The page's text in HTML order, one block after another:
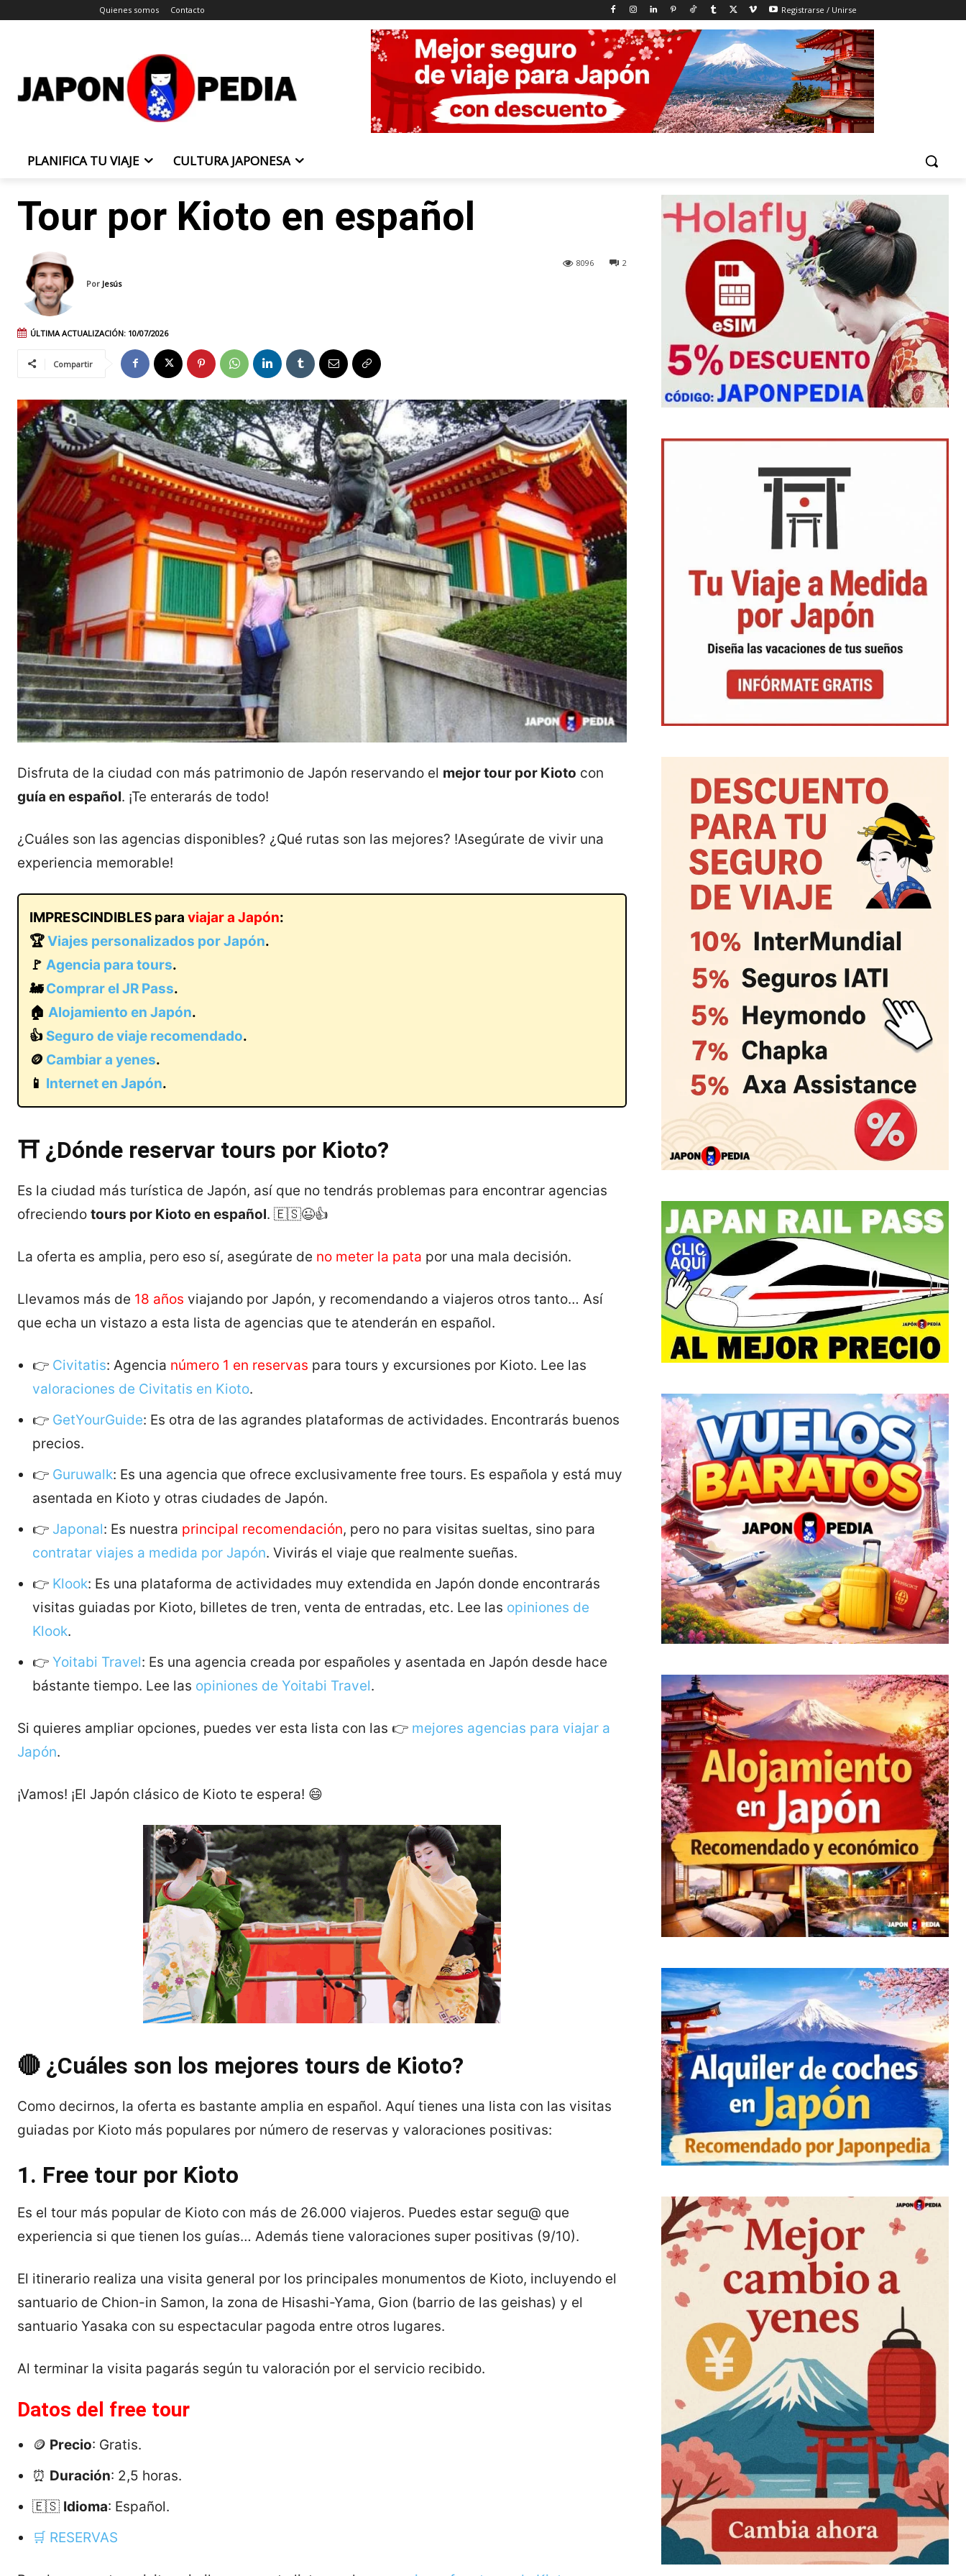
Registrarse / Unirse
Quienes somos Contacto
PLANIFICA TU VIAJE CULTURA JAPONESA
Tour por Kioto en español
2
8096
Por Jesús
ÚLTIMA ACTUALIZACIÓN: 10/07/2026
Compartir
Disfruta de la ciudad con más patrimonio de Japón reservando el mejor tour por Kioto con
guía en español. ¡Te enterarás de todo!
¿Cuáles son las agencias disponibles? ¿Qué rutas son las mejores? !Asegúrate de vivir una
experiencia memorable!
IMPRESCINDIBLES para viajar a Japón:
🏆Viajes personalizados por Japón.
🚩 Agencia para tours.
🚂Comprar el JR Pass.
🏠 Alojamiento en Japón.
👍 Seguro de viaje recomendado.
🪙 Cambiar a yenes.
📱 Internet en Japón.
⛩️ ¿Dónde reservar tours por Kioto?
Es la ciudad más turística de Japón, así que no tendrás problemas para encontrar agencias
ofreciendo tours por Kioto en español. 🇪🇸😉👍
La oferta es amplia, pero eso sí, asegúrate de no meter la pata por una mala decisión.
Llevamos más de 18 años viajando por Japón, y recomendando a viajeros otros tanto… Así
que echa un vistazo a esta lista de agencias que te atenderán en español.
👉 Civitatis: Agencia número 1 en reservas para tours y excursiones por Kioto. Lee las
valoraciones de Civitatis en Kioto.
👉 GetYourGuide: Es otra de las agrandes plataformas de actividades. Encontrarás buenos
precios.
👉 Guruwalk: Es una agencia que ofrece exclusivamente free tours. Es española y está muy
asentada en Kioto y otras ciudades de Japón.
👉 Japonal: Es nuestra principal recomendación, pero no para visitas sueltas, sino para
contratar viajes a medida por Japón. Vivirás el viaje que realmente sueñas.
👉 Klook: Es una plataforma de actividades muy extendida en Japón donde encontrarás
visitas guiadas por Kioto, billetes de tren, venta de entradas, etc. Lee las opiniones de
Klook.
👉 Yoitabi Travel: Es una agencia creada por españoles y asentada en Japón desde hace
bástante tiempo. Lee las opiniones de Yoitabi Travel.
Si quieres ampliar opciones, puedes ver esta lista con las 👉 mejores agencias para viajar a
Japón.
¡Vamos! ¡El Japón clásico de Kioto te espera! 😄
🔴 ¿Cuáles son los mejores tours de Kioto?
Como decirnos, la oferta es bastante amplia en español. Aquí tienes una lista con las visitas
guiadas por Kioto más populares por número de reservas y valoraciones positivas:
1. Free tour por Kioto
Es el tour más popular de Kioto con más de 26.000 viajeros. Puedes estar segu@ que
experiencia si que tienen los guías… Además tiene valoraciones super positivas (9/10).
El itinerario realiza una visita general por los principales monumentos de Kioto, incluyendo el
santuario de Chion-in Samon, la zona de Hisashi-Yama, Gion (barrio de las geishas) y el
santuario Yasaka con su espectacular pagoda entre otros lugares.
Al terminar la visita pagarás según tu valoración por el servicio recibido.
Datos del free tour
🪙 Precio: Gratis.
⏰ Duración: 2,5 horas.
🇪🇸 Idioma: Español.
🛒 RESERVAS